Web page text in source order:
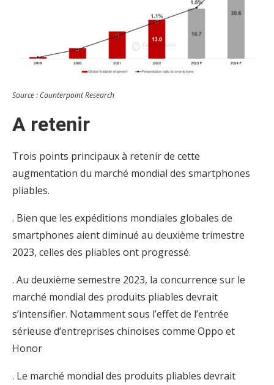
Source : Counterpoint Research
A retenir
Trois points principaux à retenir de cette
augmentation du marché mondial des smartphones
pliables.
. Bien que les expéditions mondiales globales de
smartphones aient diminué au deuxième trimestre
2023, celles des pliables ont progressé.
. Au deuxième semestre 2023, la concurrence sur le
marché mondial des produits pliables devrait
s’intensifier. Notamment sous l’effet de l’entrée
sérieuse d’entreprises chinoises comme Oppo et
Honor
. Le marché mondial des produits pliables devrait